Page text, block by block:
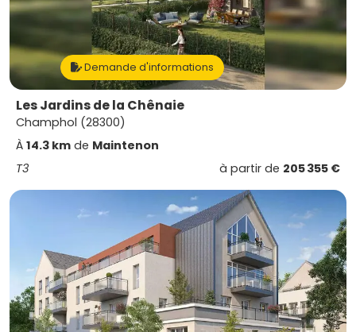
Demande d'informations
Les Jardins de la Chênaie
Champhol (28300)
À 14.3 km de Maintenon
T3
à partir de 205 355 €